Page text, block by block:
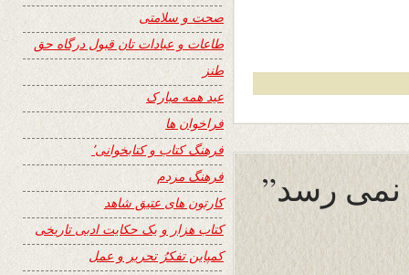
صحت و سلامتی
طاعات و عبادات تان قبول درگاه حق
طنز
عید همه مبارک
فراخوان ها
فرهنگ کتاب و کتابخوانی٬
فرهنگ مردم
کارتون های عتیق شاهد
کتاب هزار و یک حکایت ادبی تاریخی
کمپاین تفکرُ تحریر و عمل